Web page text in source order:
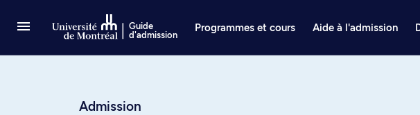
Guide
d'admission
Programmes et cours Aide à l'admission
Admission